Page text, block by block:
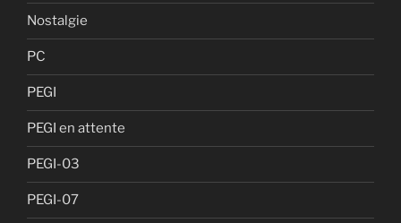
Nostalgie
PC
PEGI
PEGI en attente
PEGI-03
PEGI-07